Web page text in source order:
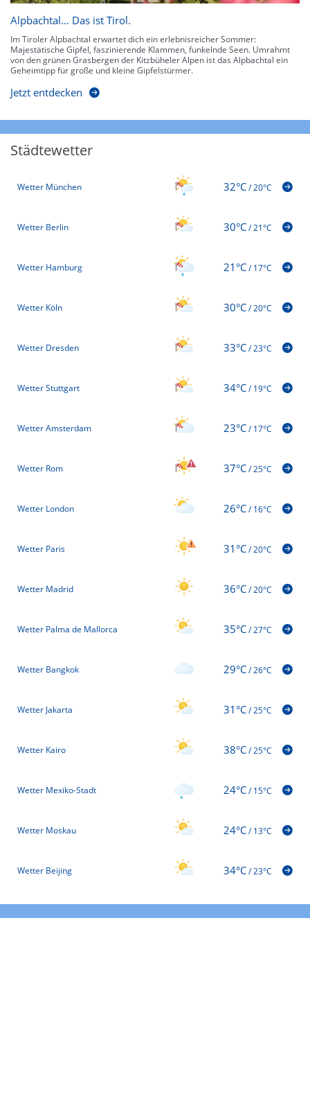
Alpbachtal… Das ist Tirol.
Im Tiroler Alpbachtal erwartet dich ein erlebnisreicher Sommer:
Majestätische Gipfel, faszinierende Klammen, funkelnde Seen. Umrahmt
von den grünen Grasbergen der Kitzbüheler Alpen ist das Alpbachtal ein
Geheimtipp für große und kleine Gipfelstürmer.
Jetzt entdecken
Städtewetter
Wetter München 32°C/20°C
Wetter Berlin 30°C/21°C
Wetter Hamburg 21°C/17°C
Wetter Köln 30°C/20°C
Wetter Dresden 33°C/23°C
Wetter Stuttgart 34°C/19°C
Wetter Amsterdam 23°C/17°C
Wetter Rom 37°C/25°C
Wetter London 26°C/16°C
Wetter Paris 31°C/20°C
Wetter Madrid 36°C/20°C
Wetter Palma de Mallorca 35°C/27°C
Wetter Bangkok 29°C/26°C
Wetter Jakarta 31°C/25°C
Wetter Kairo 38°C/25°C
Wetter Mexiko-Stadt 24°C/15°C
Wetter Moskau 24°C/13°C
Wetter Beijing 34°C/23°C